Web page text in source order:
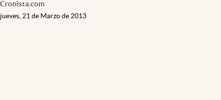
Cronista.com
jueves, 21 de Marzo de 2013